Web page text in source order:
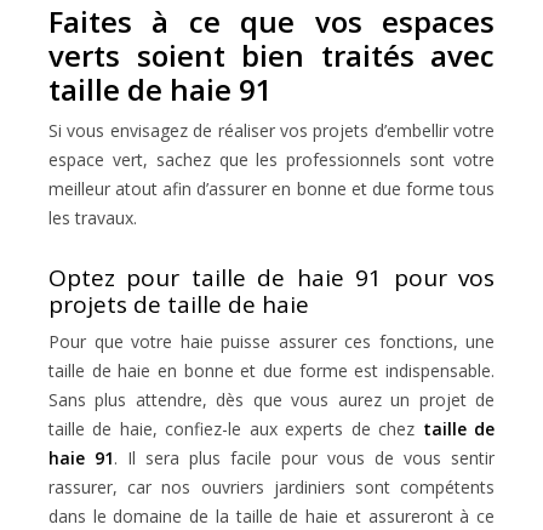
Faites à ce que vos espaces
verts soient bien traités avec
taille de haie 91
Si vous envisagez de réaliser vos projets d’embellir votre
espace vert, sachez que les professionnels sont votre
meilleur atout afin d’assurer en bonne et due forme tous
les travaux.
Optez pour taille de haie 91 pour vos
projets de taille de haie
Pour que votre haie puisse assurer ces fonctions, une
taille de haie en bonne et due forme est indispensable.
Sans plus attendre, dès que vous aurez un projet de
taille de haie, confiez-le aux experts de chez taille de
haie 91. Il sera plus facile pour vous de vous sentir
rassurer, car nos ouvriers jardiniers sont compétents
dans le domaine de la taille de haie et assureront à ce